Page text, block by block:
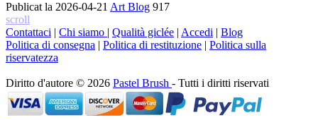
Publicat la 2026-04-21 Art Blog 917
scroll
Contattaci | Chi siamo | Qualità giclée | Accedi | Blog
Politica di consegna | Politica di restituzione | Politica sulla
riservatezza
Diritto d'autore © 2026 Pastel Brush - Tutti i diritti riservati